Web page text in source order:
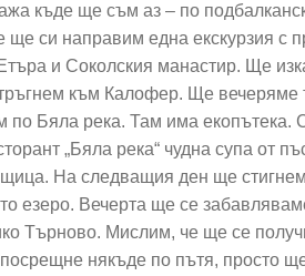
къде ще съм аз – по
ще си направим една екскурзия с
и Соколския манастир. Ще
към Калофер. Ще вечеряме
Бяла река. Там има екопътека.
„Бяла река“ чудна супа от
На следващия ден ще
езеро. Вечерта ще се
Търново. Мислим, че ще се
някъде по пътя, просто